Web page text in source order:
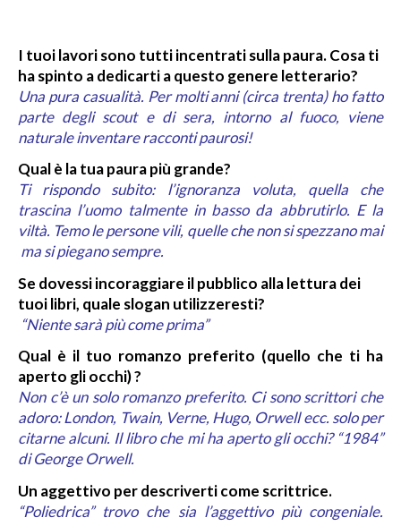
I tuoi lavori sono tutti incentrati sulla paura. Cosa ti
ha spinto a dedicarti a questo genere letterario?
Una pura casualità. Per molti anni (circa trenta) ho fatto
parte degli scout e di sera, intorno al fuoco, viene
naturale inventare racconti paurosi!
Qual è la tua paura più grande?
Ti rispondo subito: l’ignoranza voluta, quella che
trascina l’uomo talmente in basso da abbrutirlo. E la
viltà. Temo le persone vili, quelle che non si spezzano mai
ma si piegano sempre.
Se dovessi incoraggiare il pubblico alla lettura dei
tuoi libri, quale slogan utilizzeresti?
“Niente sarà più come prima”
Qual è il tuo romanzo preferito (quello che ti ha
aperto gli occhi) ?
Non c’è un solo romanzo preferito. Ci sono scrittori che
adoro: London, Twain, Verne, Hugo, Orwell ecc. solo per
citarne alcuni. Il libro che mi ha aperto gli occhi? “1984”
di George Orwell.
Un aggettivo per descriverti come scrittrice.
“Poliedrica” trovo che sia l’aggettivo più congeniale.